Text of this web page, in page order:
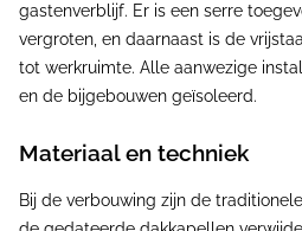
gastenverblijf. Er is een serre
vergroten, en daarnaast is de
tot werkruimte. Alle aanwezige
en de bijgebouwen geïsoleerd.
Materiaal en techniek
Bij de verbouwing zijn de